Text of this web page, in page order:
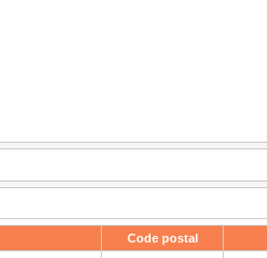
Code postal